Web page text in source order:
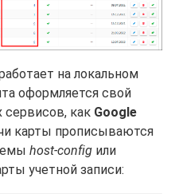
на локальном
оформляется свой
сервисов, как Google
карты прописываются
host-config или
учетной записи: